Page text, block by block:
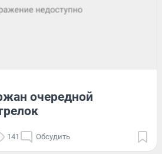
очередной
141 Обсудить